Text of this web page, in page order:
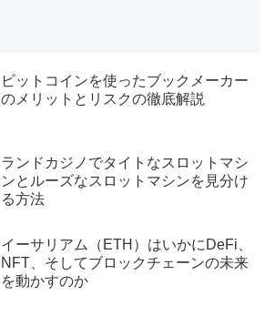
ビットコインを使ったブックメーカー
のメリットとリスクの徹底解説
ランドカジノでタイトなスロットマシ
ンとルーズなスロットマシンを見分け
る方法
イーサリアム（ETH）はいかにDeFi、
NFT、そしてブロックチェーンの未来
を動かすのか